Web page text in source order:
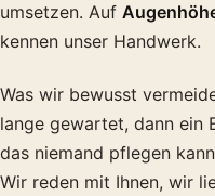
umsetzen. Auf
kennen unser Handwerk.
Was wir bewusst
lange gewartet, dann ein
das niemand pflegen
Wir reden mit Ihnen, wir